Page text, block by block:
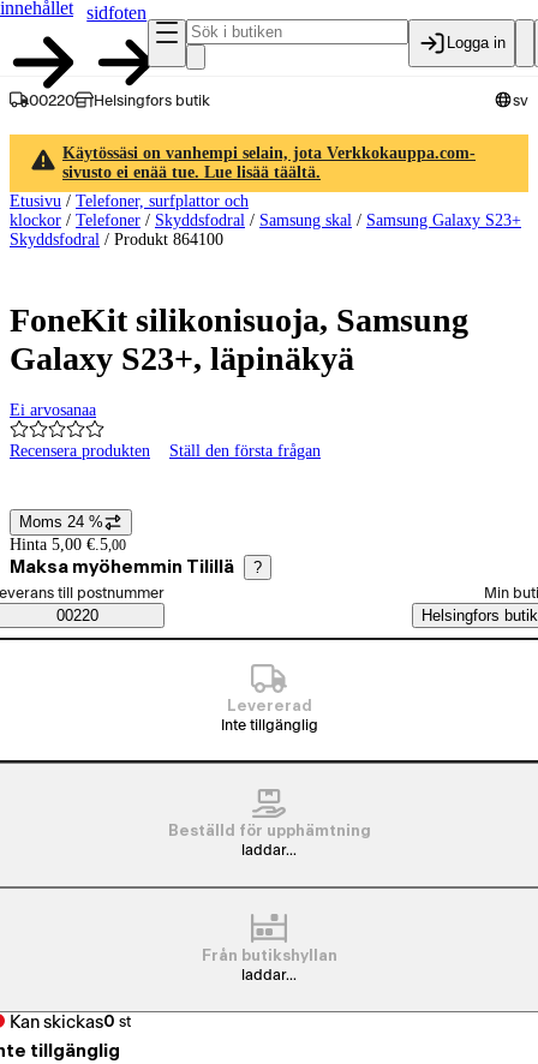
innehållet
sidfoten
Logga in
00220 Helsingfors butik sv
Käytössäsi on vanhempi selain, jota Verkkokauppa.com-
sivusto ei enää tue. Lue lisää täältä.
Etusivu / Telefoner, surfplattor och
klockor / Telefoner / Skyddsfodral / Samsung skal / Samsung Galaxy S23+
Skyddsfodral / Produkt 864100
FoneKit silikonisuoja, Samsung
Galaxy S23+, läpinäkyä
Ei arvosanaa
Recensera produkten Ställ den första frågan
Prisinformation
Moms 24 %
Hinta 5,00 €. 5,00
Maksa myöhemmin Tilillä ?
Saatavuustiedot
beställningssätt
till postnummer
00220
Min
Helsingfors butik
Levererad
Inte tillgänglig
Beställd för upphämtning
laddar...
Från butikshyllan
laddar...
Kan skickas0 st
tillgänglig